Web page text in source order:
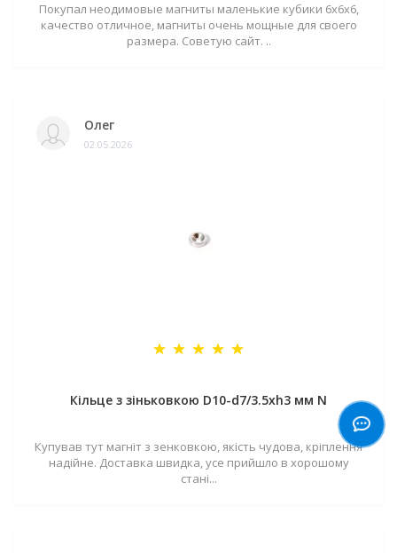
Покупал неодимовые магниты маленькие кубики 6х6х6,
качество отличное, магниты очень мощные для своего
размера. Советую сайт. ..
Олег
02.05.2026
Кільце з зіньковкою D10-d7/3.5хh3 мм N
Купував тут магніт з зенковкою, якість чудова, кріплення
надійне. Доставка швидка, усе прийшло в хорошому
стані...